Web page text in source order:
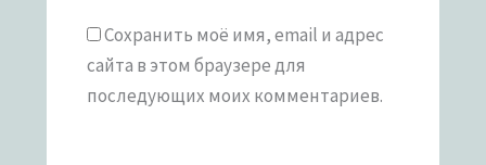
Сохранить моё имя, email и адрес
сайта в этом браузере для
последующих моих комментариев.